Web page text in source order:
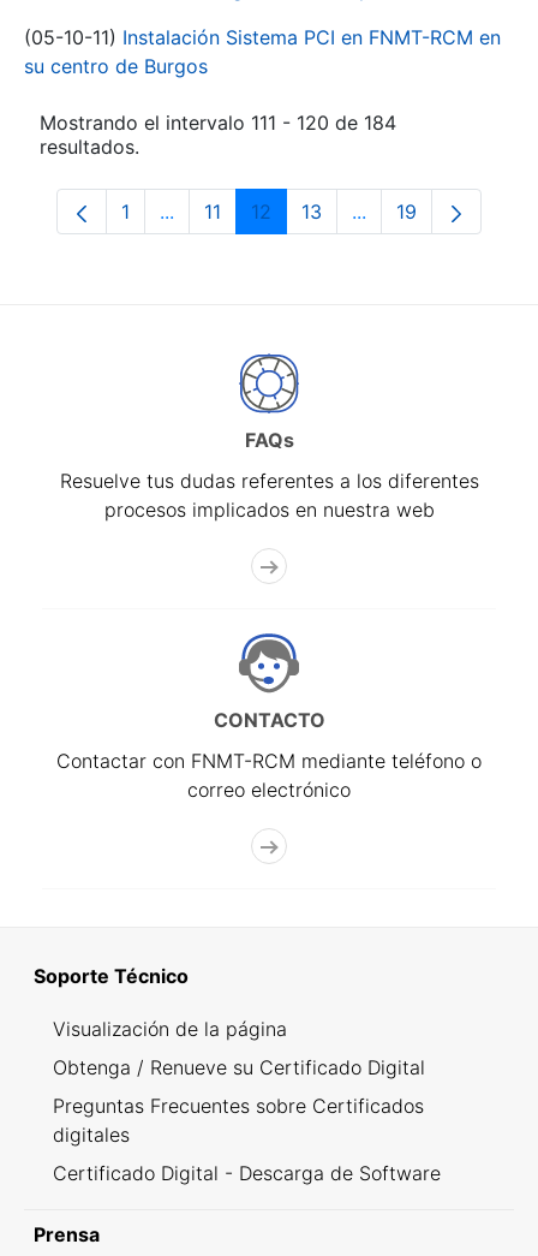
(05-10-11) Instalación Sistema PCI en FNMT-RCM en
su centro de Burgos
Mostrando el intervalo 111 - 120 de 184
resultados.
Página
1 ...Páginas intermedias Use TAB para
Página
11 Página
12 Página
13 ...PáginasPágina
19
FAQs
Resuelve tus dudas referentes a los diferentes
procesos implicados en nuestra web
CONTACTO
Contactar con FNMT-RCM mediante teléfono o
correo electrónico
Soporte Técnico
Visualización de la página
Obtenga / Renueve su Certificado Digital
Preguntas Frecuentes sobre Certificados
digitales
Certificado Digital - Descarga de Software
Prensa